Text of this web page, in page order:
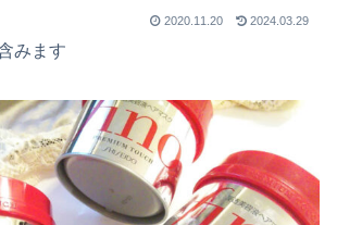
2020.11.20 2024.03.29
みます